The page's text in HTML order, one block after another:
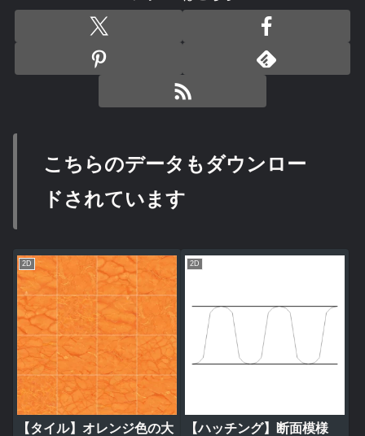
こちらのデータもダウンロー
ドされています
2D
【タイル】オレンジ色の大
2D
【ハッチング】断面模様